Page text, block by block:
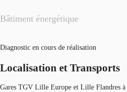
Bâtiment énergétique
Diagnostic en cours de réalisation
Localisation et Transports
Gares TGV Lille Europe et Lille Flandres